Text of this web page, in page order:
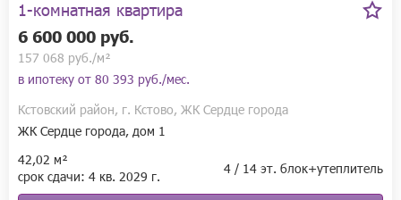
1-комнатная квартира
6 600 000 руб.
157 068 руб./м²
в ипотеку от 80 393 руб./мес.
Кстовский район, г. Кстово, ЖК Сердце города
ЖК Сердце города, дом 1
42,02 м²
срок сдачи: 4 кв. 2029 г. 4 / 14 эт. блок+утеплитель